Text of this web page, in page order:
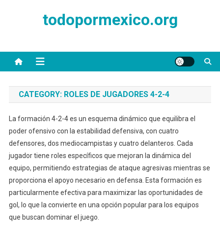
todopormexico.org
CATEGORY: ROLES DE JUGADORES 4-2-4
La formación 4-2-4 es un esquema dinámico que equilibra el
poder ofensivo con la estabilidad defensiva, con cuatro
defensores, dos mediocampistas y cuatro delanteros. Cada
jugador tiene roles específicos que mejoran la dinámica del
equipo, permitiendo estrategias de ataque agresivas mientras se
proporciona el apoyo necesario en defensa. Esta formación es
particularmente efectiva para maximizar las oportunidades de
gol, lo que la convierte en una opción popular para los equipos
que buscan dominar el juego.